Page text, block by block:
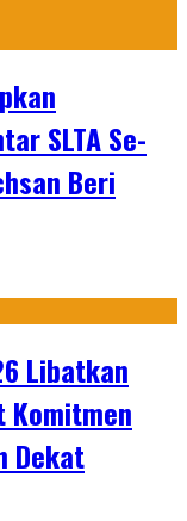
SLTA Se-
Beri
Libatkan
Komitmen
Dekat